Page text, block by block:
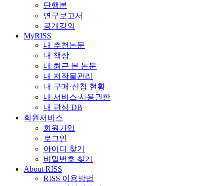
단행본
연구보고서
공개강의
MyRISS
내 추천논문
내 책장
내 최근 본 논문
내 저작물관리
내 구매·신청 현황
내 서비스 사용권한
내 관심 DB
회원서비스
회원가입
로그인
아이디 찾기
비밀번호 찾기
About RISS
RISS 이용방법